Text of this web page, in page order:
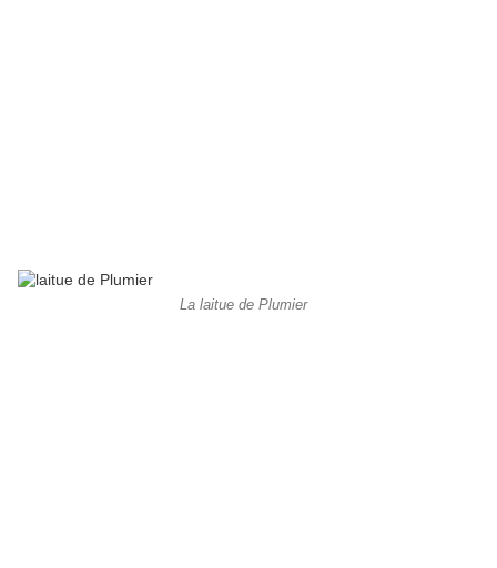
La laitue de Plumier